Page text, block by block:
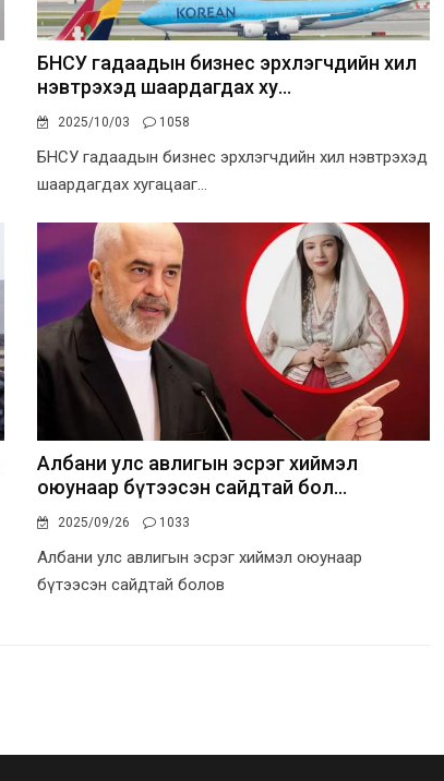
БНСУ гадаадын бизнес эрхлэгчдийн хил
нэвтрэхэд шаардагдах ху...
2025/10/03 1058
БНСУ гадаадын бизнес эрхлэгчдийн хил нэвтрэхэд
шаардагдах хугацааг...
Албани улс авлигын эсрэг хиймэл
оюунаар бүтээсэн сайдтай бол...
2025/09/26 1033
Албани улс авлигын эсрэг хиймэл оюунаар
бүтээсэн сайдтай болов